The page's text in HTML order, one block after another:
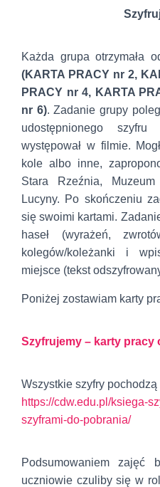
Każda grupa otrzymała
(KARTA PRACY nr 2,
PRACY nr 4, KARTA
nr 6). Zadanie grupy
udostępnionego
występował w filmie.
kole albo inne,
Stara Rzeźnia,
Lucyny. Po skończeniu
się swoimi kartami.
haseł (wyrażeń,
kolegów/koleżanki i
miejsce (tekst
Poniżej zostawiam karty
Szyfrujemy – karty pracy
Wszystkie szyfry pochodzą
https://cdw.edu.pl/ksiega-
szyframi-do-pobrania/
Podsumowaniem zajęć
uczniowie czuliby się w